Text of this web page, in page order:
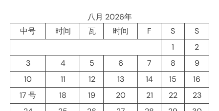
八月 2026年
中号
时间 瓦 时间 F S
S
1
2
3
4 5 6 7 8
9
10
11 12 13 14 15
16
17 号
18 19 20 21 22
23